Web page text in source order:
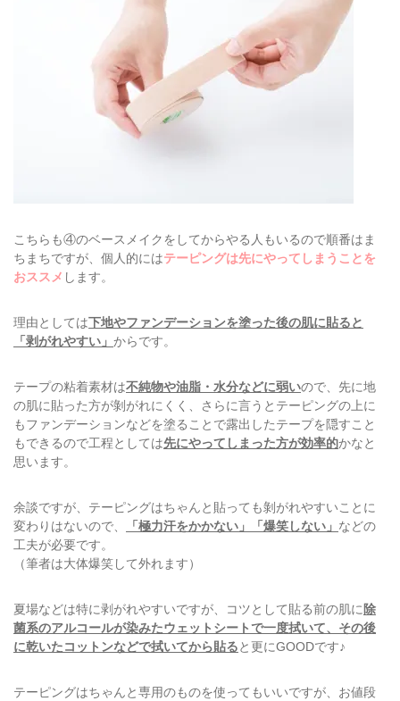
こちらも④のベースメイクをしてからやる人もいるので順番はま
ちまちですが、個人的にはテーピングは先にやってしまうことを
おススメ します。
理由としては下地やファンデーションを塗った後の肌に貼ると
「剥がれやすい」 からです。
テープの粘着素材は不純物や油脂・水分などに弱いので、先に地
の肌に貼った方が剝がれにくく、さらに言うとテーピングの上に
もファンデーションなどを塗ることで露出したテープを隠すこと
もできるので工程としては先にやってしまった方が効率的かなと
思います。
余談ですが、テーピングはちゃんと貼っても剝がれやすいことに
変わりはないので、
「極力汗をかかない」「爆笑しない」 などの
工夫が必要です。
（筆者は大体爆笑して外れます）
夏場などは特に剥がれやすいですが、コツとして貼る前の肌に 除
菌系のアルコールが染みたウェットシートで一度拭いて、その後
に乾いたコットンなどで拭いてから貼ると更にGOODです♪
テーピングはちゃんと専用のものを使ってもいいですが、お値段